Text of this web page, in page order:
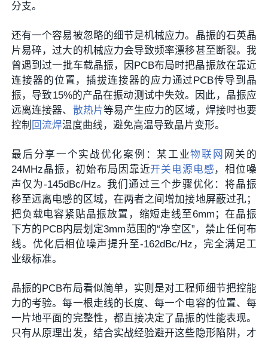
分支。
还有一个容易被忽略的细节是机械应力。晶振的石英晶
片易碎，过大的机械应力会导致频率漂移甚至断裂。我
曾遇到过一批车载晶振，因PCB布局时把晶振放在靠近
连接器的位置，插拔连接器的应力通过PCB传导到晶
振，导致15%的产品在振动测试中失效。因此，晶振应
远离连接器、 散热片等易产生应力的区域，焊接时也要
控制 回流焊温度曲线，避免高温导致晶片变形。
最后分享一个实战优化案例：某工业物联网 网关的
24MHz晶振，初始布局因靠近开关电源 电感 ，相位噪
声仅为-145dBc/Hz。我们通过三个步骤优化：将晶振
移至远离电感的区域，在两者之间增加接地屏蔽过孔；
把负载电容紧贴晶振放置，缩短走线至6mm；在晶振
下方的PCB内层划定3mm范围的“净空区”，禁止任何布
线。优化后相位噪声提升至-162dBc/Hz，完全满足工
业级标准。
晶振的PCB布局看似简单，实则是对工程师细节把控能
力的考验。每一根走线的长度、每一个电容的位置、每
一片地平面的完整性，都直接决定了晶振的性能表现。
只有从原理出发，结合实战经验避开这些隐形陷阱，才